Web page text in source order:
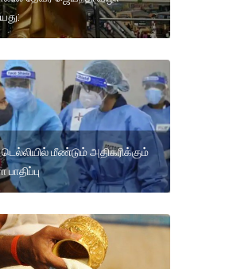
மீண்டும் அதிகரிக்கும்